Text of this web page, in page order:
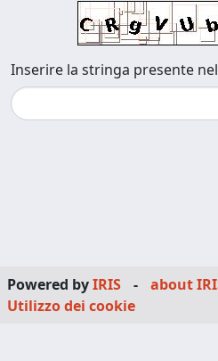
Inserire la stringa presente
Powered byIRIS - about
Utilizzo dei cookie